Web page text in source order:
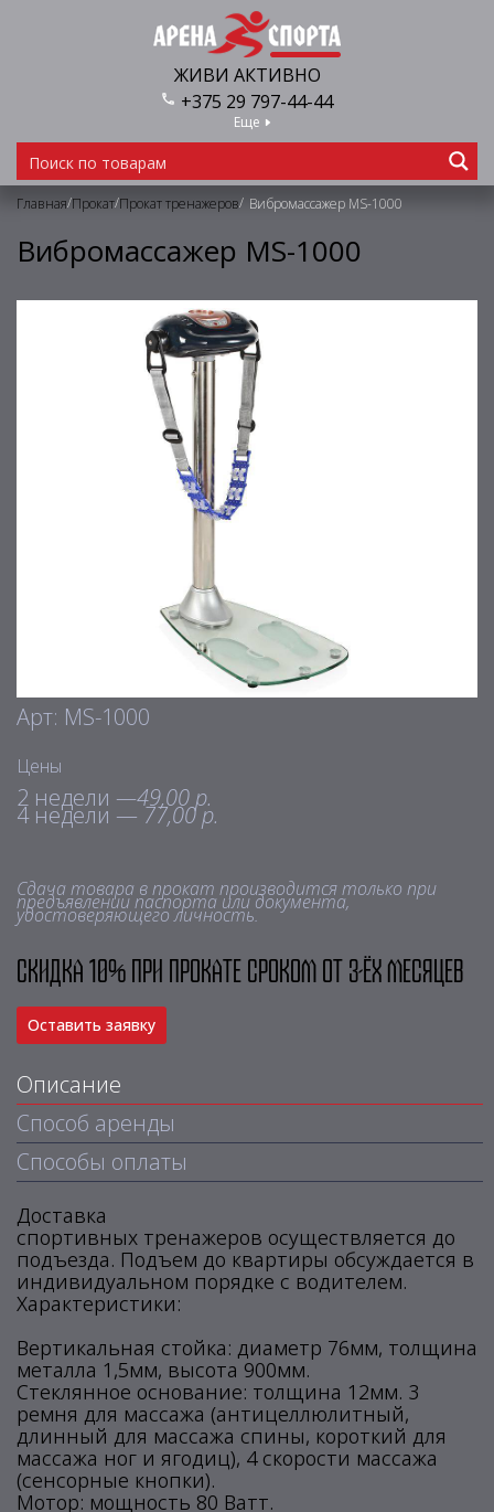
ЖИВИ АКТИВНО
+375 29 797-44-44
Еще
Главная/Прокат/Прокат тренажеров/ Вибромассажер МS-1000
Вибромассажер МS-1000
Арт: МS-1000
Цены
2 недели —49,00 р.
4 недели — 77,00 р.
Сдача товара в прокат производится только при
предъявлении паспорта или документа,
удостоверяющего личность.
Скидка 10% при прокате сроком от 3-ёх месяцев
Оставить заявку
Описание
Способ аренды
Способы оплаты
Доставка
спортивных тренажеров осуществляется до
подъезда. Подъем до квартиры обсуждается в
индивидуальном порядке с водителем.
Характеристики:
Вертикальная стойка: диаметр 76мм, толщина
металла 1,5мм, высота 900мм.
Стеклянное основание: толщина 12мм. 3
ремня для массажа (антицеллюлитный,
длинный для массажа спины, короткий для
массажа ног и ягодиц), 4 скорости массажа
(сенсорные кнопки).
Мотор: мощность 80 Ватт.